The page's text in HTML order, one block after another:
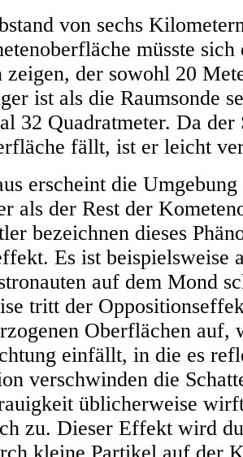
von sechs
müsste sich
zeigen, der sowohl 20
ist als die Raumsonde
32 Quadratmeter. Da der
fällt, ist er leicht
erscheint die Umgebung
als der Rest der
bezeichnen dieses
Es ist beispielsweise
auf dem Mond
tritt der
Oberflächen auf,
einfällt, in die es
verschwinden die
üblicherweise
zu. Dieser Effekt wird